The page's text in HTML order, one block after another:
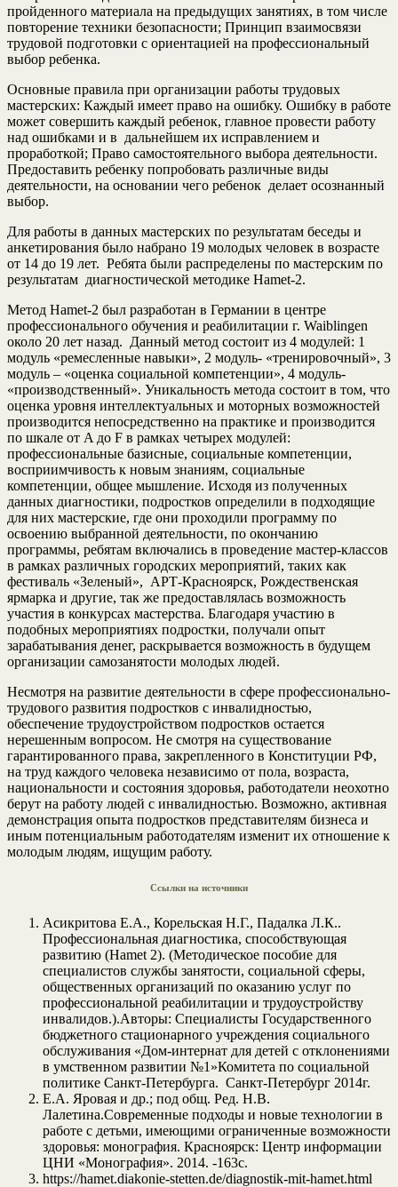
пройденного материала на предыдущих занятиях, в том числе
повторение техники безопасности; Принцип взаимосвязи
трудовой подготовки с ориентацией на профессиональный
выбор ребенка.
Основные правила при организации работы трудовых
мастерских: Каждый имеет право на ошибку. Ошибку в работе
может совершить каждый ребенок, главное провести работу
над ошибками и в дальнейшем их исправлением и
проработкой; Право самостоятельного выбора деятельности.
Предоставить ребенку попробовать различные виды
деятельности, на основании чего ребенок делает осознанный
выбор.
Для работы в данных мастерских по результатам беседы и
анкетирования было набрано 19 молодых человек в возрасте
от 14 до 19 лет. Ребята были распределены по мастерским по
результатам диагностической методике Hamet-2.
Метод Hamet-2 был разработан в Германии в центре
профессионального обучения и реабилитации г. Waiblingen
около 20 лет назад. Данный метод состоит из 4 модулей: 1
модуль «ремесленные навыки», 2 модуль- «тренировочный», 3
модуль – «оценка социальной компетенции», 4 модуль-
«производственный». Уникальность метода состоит в том, что
оценка уровня интеллектуальных и моторных возможностей
производится непосредственно на практике и производится
по шкале от A до F в рамках четырех модулей:
профессиональные базисные, социальные компетенции,
восприимчивость к новым знаниям, социальные
компетенции, общее мышление. Исходя из полученных
данных диагностики, подростков определили в подходящие
для них мастерские, где они проходили программу по
освоению выбранной деятельности, по окончанию
программы, ребятам включались в проведение мастер-классов
в рамках различных городских мероприятий, таких как
фестиваль «Зеленый», АРТ-Красноярск, Рождественская
ярмарка и другие, так же предоставлялась возможность
участия в конкурсах мастерства. Благодаря участию в
подобных мероприятиях подростки, получали опыт
зарабатывания денег, раскрывается возможность в будущем
организации самозанятости молодых людей.
Несмотря на развитие деятельности в сфере профессионально-
трудового развития подростков с инвалидностью,
обеспечение трудоустройством подростков остается
нерешенным вопросом. Не смотря на существование
гарантированного права, закрепленного в Конституции РФ,
на труд каждого человека независимо от пола, возраста,
национальности и состояния здоровья, работодатели неохотно
берут на работу людей с инвалидностью. Возможно, активная
демонстрация опыта подростков представителям бизнеса и
иным потенциальным работодателям изменит их отношение к
молодым людям, ищущим работу.
Ссылки на источники
Асикритова Е.А., Корельская Н.Г., Падалка Л.К..
Профессиональная диагностика, способствующая
развитию (Hamet 2). (Методическое пособие для
специалистов службы занятости, социальной сферы,
общественных организаций по оказанию услуг по
профессиональной реабилитации и трудоустройству
инвалидов.).Авторы: Специалисты Государственного
бюджетного стационарного учреждения социального
обслуживания «Дом-интернат для детей с отклонениями
в умственном развитии №1»Комитета по социальной
политике Санкт-Петербурга. Санкт-Петербург 2014г.
Е.А. Яровая и др.; под общ. Ред. Н.В.
Лалетина.Современные подходы и новые технологии в
работе с детьми, имеющими ограниченные возможности
здоровья: монография. Красноярск: Центр информации
ЦНИ «Монография». 2014. -163с.
https://hamet.diakonie-stetten.de/diagnostik-mit-hamet.html